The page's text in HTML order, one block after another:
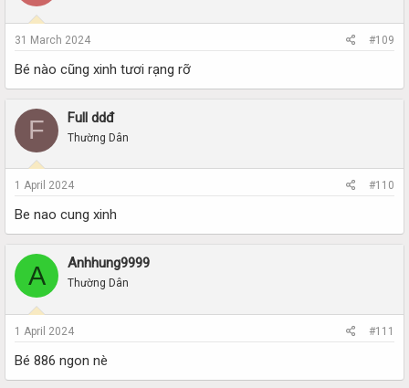
31 March 2024 #109
Bé nào cũng xinh tươi rạng rỡ
F Full ddđ
Thường Dân
1 April 2024 #110
Be nao cung xinh
A Anhhung9999
Thường Dân
1 April 2024 #111
Bé 886 ngon nè